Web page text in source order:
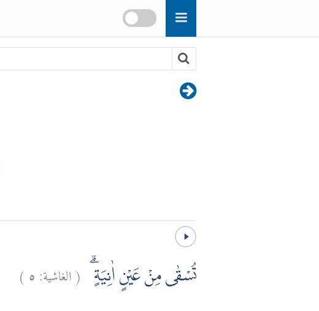
تُسْقٰى مِنْ عَيْنٍ اٰنِيَةٍ ۗ (الغاشية:٥)